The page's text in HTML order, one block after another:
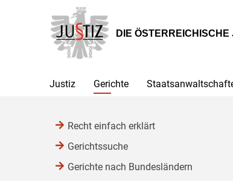
Hauptnavigation
[1]
Inhalt
[2]
Untermenü
[3]
DIE ÖSTERREICHISCHE
Justiz Gerichte
Recht einfach erklärt
Gerichtssuche
Gerichte nach Bundesländern